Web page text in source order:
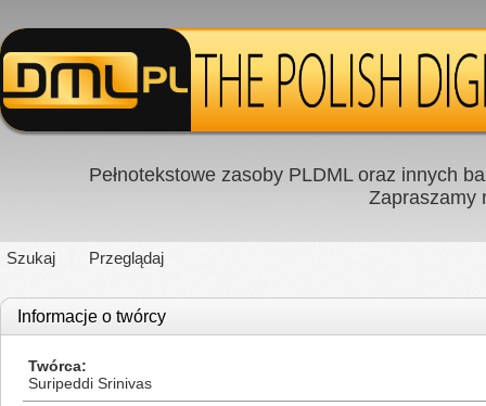
Pełnotekstowe zasoby PLDML oraz innych
Zapraszamy
Szukaj Przeglądaj
Informacje o twórcy
Twórca
Suripeddi Srinivas